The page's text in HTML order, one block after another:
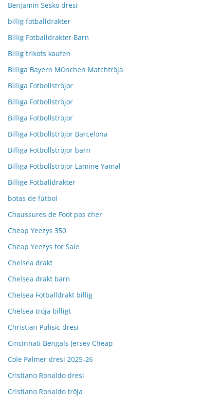
Benjamin Sesko dresi
billig fotballdrakter
Billig Fotballdrakter Barn
Billig trikots kaufen
Billiga Bayern München Matchtröja
Billiga Fotbollströjor
Billiga Fotbollströjor
Billiga Fotbollströjor
Billiga Fotbollströjor Barcelona
Billiga Fotbollströjor barn
Billiga Fotbollströjor Lamine Yamal
Billige Fotballdrakter
botas de fútbol
Chaussures de Foot pas cher
Cheap Yeezys 350
Cheap Yeezys for Sale
Chelsea drakt
Chelsea drakt barn
Chelsea Fotballdrakt billig
Chelsea tröja billigt
Christian Pulisic dresi
Cincinnati Bengals Jersey Cheap
Cole Palmer dresi 2025-26
Cristiano Ronaldo dresi
Cristiano Ronaldo tröja